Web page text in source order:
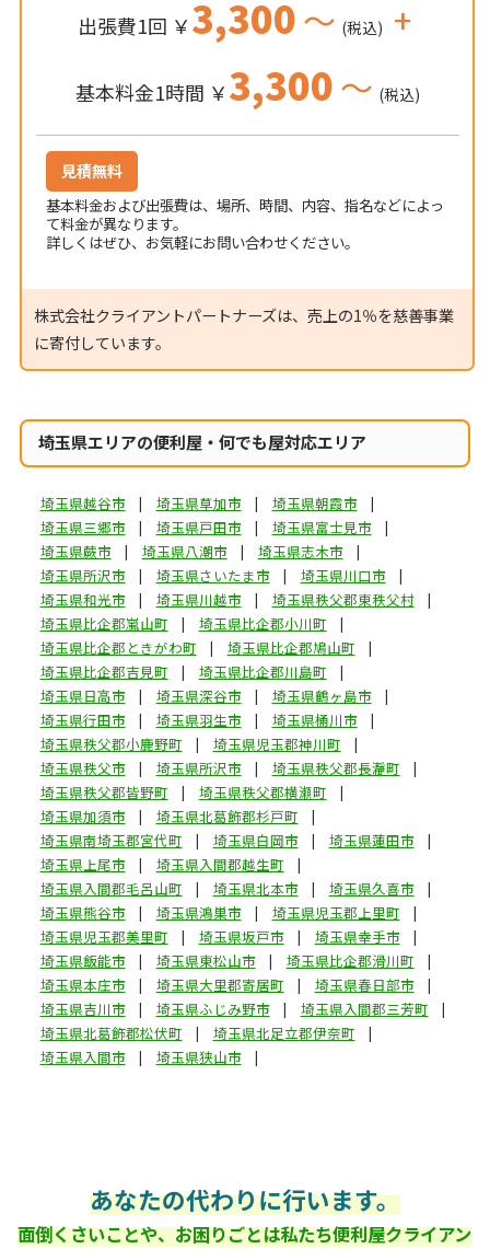
出張費1回 ￥3,300～ (税込) +
基本料金1時間 ￥3,300～ (税込)
見積無料
基本料金および出張費は、場所、時間、内容、指名などによっ
て料金が異なります。
詳しくはぜひ、お気軽にお問い合わせください。
株式会社クライアントパートナーズは、売上の1％を慈善事業
に寄付しています。
埼玉県エリアの便利屋・何でも屋対応エリア
埼玉県越谷市 埼玉県草加市
埼玉県朝霞市
埼玉県三郷市
埼玉県戸田市
埼玉県富士見市
埼玉県蕨市
埼玉県八潮市
埼玉県志木市
埼玉県所沢市
埼玉県さいたま市
埼玉県川口市
埼玉県和光市
埼玉県川越市
埼玉県秩父郡東秩父村
埼玉県比企郡嵐山町
埼玉県比企郡小川町
埼玉県比企郡ときがわ町
埼玉県比企郡鳩山町
埼玉県比企郡吉見町
埼玉県比企郡川島町
埼玉県日高市
埼玉県深谷市
埼玉県鶴ヶ島市
埼玉県行田市
埼玉県羽生市
埼玉県桶川市
埼玉県秩父郡小鹿野町
埼玉県児玉郡神川町
埼玉県秩父市
埼玉県所沢市
埼玉県秩父郡長瀞町
埼玉県秩父郡皆野町
埼玉県秩父郡横瀬町
埼玉県加須市
埼玉県北葛飾郡杉戸町
埼玉県南埼玉郡宮代町
埼玉県白岡市
埼玉県蓮田市
埼玉県上尾市
埼玉県入間郡越生町
埼玉県入間郡毛呂山町
埼玉県北本市
埼玉県久喜市
埼玉県熊谷市
埼玉県鴻巣市
埼玉県児玉郡上里町
埼玉県児玉郡美里町
埼玉県坂戸市
埼玉県幸手市
埼玉県飯能市
埼玉県東松山市
埼玉県比企郡滑川町
埼玉県本庄市
埼玉県大里郡寄居町
埼玉県春日部市
埼玉県吉川市
埼玉県ふじみ野市
埼玉県入間郡三芳町
埼玉県北葛飾郡松伏町
埼玉県北足立郡伊奈町
埼玉県入間市
埼玉県狭山市
あなたの代わりに行います。
面倒くさいことや、お困りごとは私たち便利屋クライアン